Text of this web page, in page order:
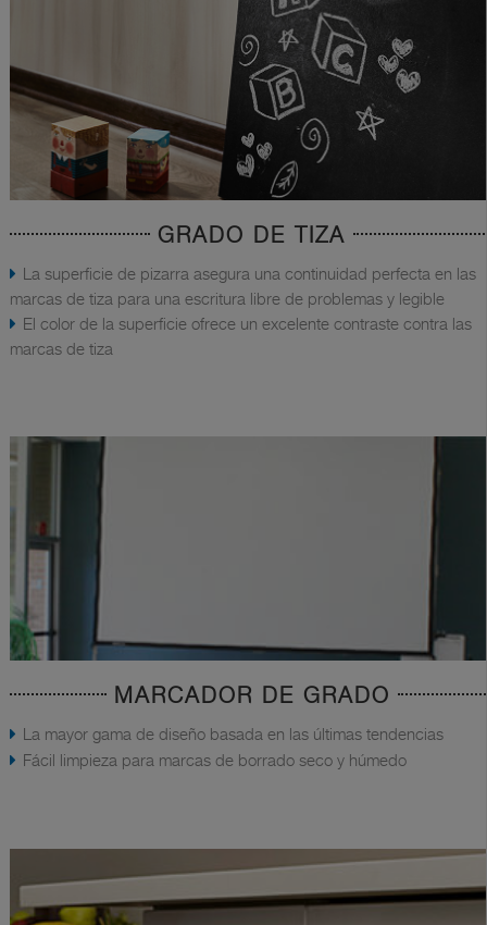
GRADO DE TIZA
La superficie de pizarra asegura una continuidad perfecta en las
marcas de tiza para una escritura libre de problemas y legible
El color de la superficie ofrece un excelente contraste contra las
marcas de tiza
MARCADOR DE GRADO
La mayor gama de diseño basada en las últimas tendencias
Fácil limpieza para marcas de borrado seco y húmedo